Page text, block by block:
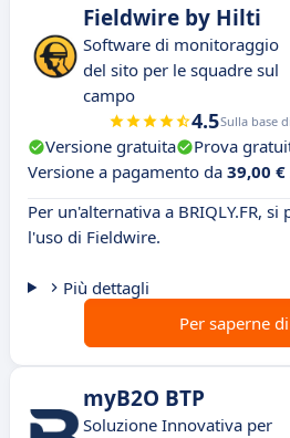
Fieldwire by Hilti
Software di monitoraggio
del sito per le squadre sul
campo
4.5Sulla base di
Versione gratuita Prova
Versione a pagamento da 39,00
Per un'alternativa a BRIQLY.FR,
l'uso di Fieldwire.
Più dettagli
Per saperne
myB2O BTP
Soluzione Innovativa per